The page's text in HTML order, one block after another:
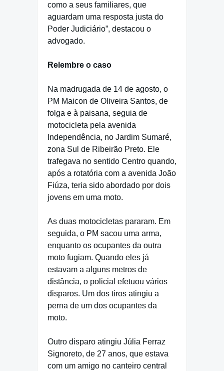
como a seus familiares, que
aguardam uma resposta justa do
Poder Judiciário”, destacou o
advogado.
Relembre o caso
Na madrugada de 14 de agosto, o
PM Maicon de Oliveira Santos, de
folga e à paisana, seguia de
motocicleta pela avenida
Independência, no Jardim Sumaré,
zona Sul de Ribeirão Preto. Ele
trafegava no sentido Centro quando,
após a rotatória com a avenida João
Fiúza, teria sido abordado por dois
jovens em uma moto.
As duas motocicletas pararam. Em
seguida, o PM sacou uma arma,
enquanto os ocupantes da outra
moto fugiam. Quando eles já
estavam a alguns metros de
distância, o policial efetuou vários
disparos. Um dos tiros atingiu a
perna de um dos ocupantes da
moto.
Outro disparo atingiu Júlia Ferraz
Signoreto, de 27 anos, que estava
com um amigo no canteiro central